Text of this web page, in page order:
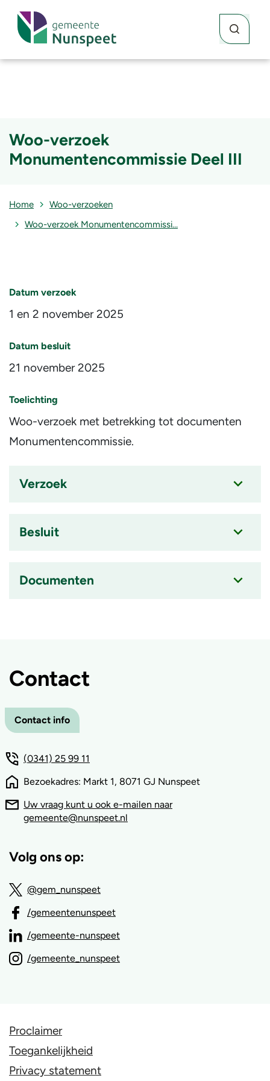
Waar
Zoekknop
Woo-verzoek
Monumentencommissie Deel III
Home
Woo-verzoeken
Woo-verzoek Monumentencommissi…
Datum verzoek
1 en 2 november 2025
Datum besluit
21 november 2025
Toelichting
Woo-verzoek met betrekking tot documenten
Monumentencommissie.
Verzoek
is
Besluit
is
Documenten
Contact
Contact info
(0341) 25 99 11
Bezoekadres: Markt 1, 8071 GJ Nunspeet
Uw vraag kunt u ook e-mailen naar
gemeente@nunspeet.nl
Volg ons op:
@gem_nunspeet
/gemeentenunspeet
/gemeente-nunspeet
/gemeente_nunspeet
Proclaimer
Toegankelijkheid
Privacy statement